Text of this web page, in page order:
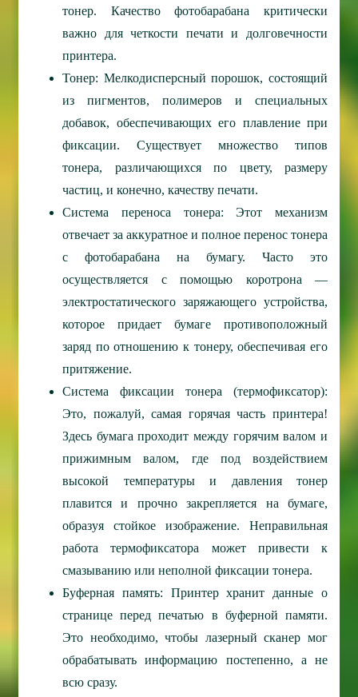
тонер. Качество фотобарабана критически
важно для четкости печати и долговечности
принтера.
Тонер: Мелкодисперсный порошок, состоящий
из пигментов, полимеров и специальных
добавок, обеспечивающих его плавление при
фиксации. Существует множество типов
тонера, различающихся по цвету, размеру
частиц, и конечно, качеству печати.
Система переноса тонера: Этот механизм
отвечает за аккуратное и полное перенос тонера
с фотобарабана на бумагу. Часто это
осуществляется с помощью коротрона —
электростатического заряжающего устройства,
которое придает бумаге противоположный
заряд по отношению к тонеру, обеспечивая его
притяжение.
Система фиксации тонера (термофиксатор):
Это, пожалуй, самая горячая часть принтера!
Здесь бумага проходит между горячим валом и
прижимным валом, где под воздействием
высокой температуры и давления тонер
плавится и прочно закрепляется на бумаге,
образуя стойкое изображение. Неправильная
работа термофиксатора может привести к
смазыванию или неполной фиксации тонера.
Буферная память: Принтер хранит данные о
странице перед печатью в буферной памяти.
Это необходимо, чтобы лазерный сканер мог
обрабатывать информацию постепенно, а не
всю сразу.